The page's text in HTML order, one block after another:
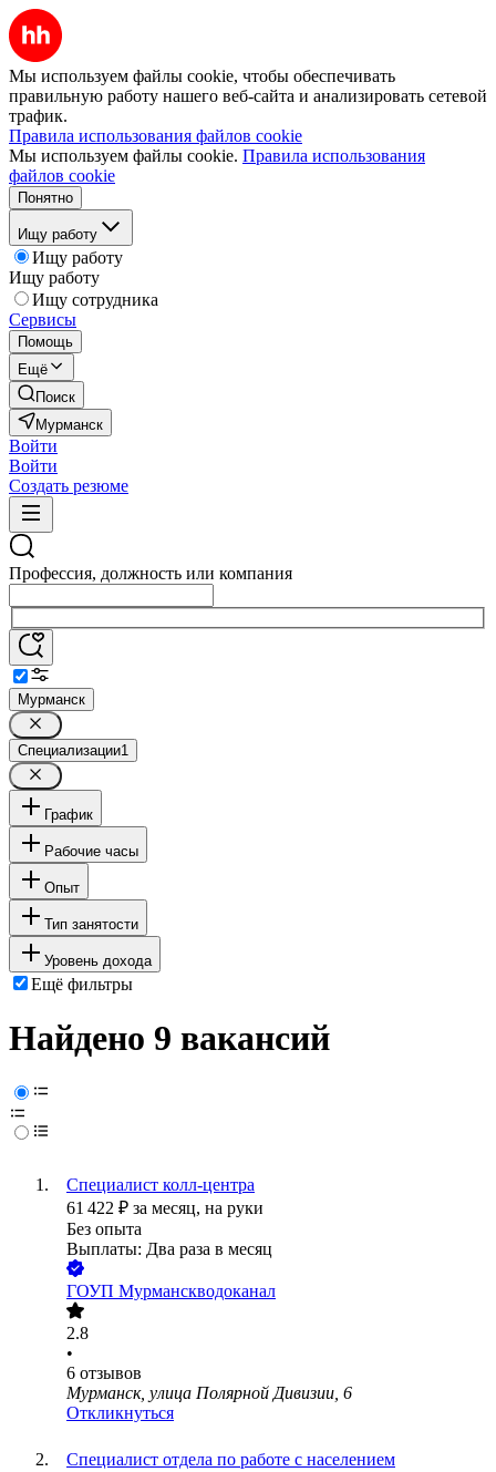
Мы используем файлы cookie, чтобы обеспечивать
правильную работу нашего веб-сайта и анализировать сетевой
трафик.
Правила использования файлов cookie
Мы используем файлы cookie. Правила использования
файлов cookie
Понятно
Ищу работу
Ищу работу
Ищу работу
Ищу сотрудника
Сервисы
Помощь
Ещё
Поиск
Мурманск
Войти
Войти
Создать резюме
Профессия, должность или компания
Мурманск
Специализации1
График
Рабочие часы
Опыт
Тип занятости
Уровень дохода
Ещё фильтры
Найдено 9 вакансий
Специалист колл-центра
61 422 ₽ за месяц, на руки
Без опыта
Выплаты: Два раза в месяц
ГОУП Мурманскводоканал
2.8
•
6 отзывов
Мурманск, улица Полярной Дивизии, 6
Откликнуться
Специалист отдела по работе с населением